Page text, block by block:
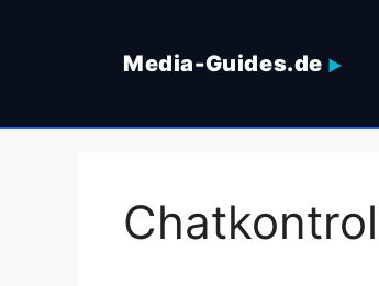
Media-Guides.de